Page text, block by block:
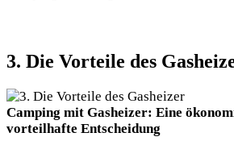
3. Die Vorteile des
Camping mit Gasheizer: Eine
vorteilhafte Entscheidung